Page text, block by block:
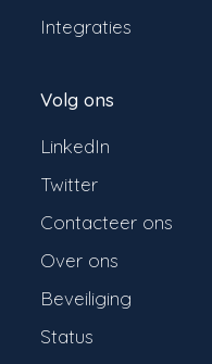
Integraties
Volg ons
LinkedIn
Twitter
Contacteer ons
Over ons
Beveiliging
Status